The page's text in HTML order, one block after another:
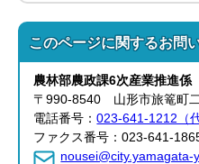
このページに関するお問
農林部農政課6次産業推進係
〒990-8540 山形市旅篭町
電話番号：023-641-1212（
ファクス番号：023-641-
nousei@city.yamagata-